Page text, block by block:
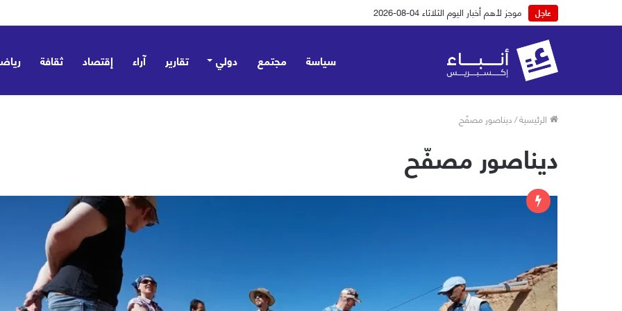
عاجل موجز لأهم أخبار اليوم الثلاثاء 04-08-2026
سياسة مجتمع دولي تقارير آراء إقتصاد ثقافة
الرئيسية/ديناصور مصفّح
ديناصور مصفّح